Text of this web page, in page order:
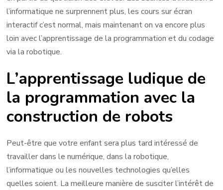
l’informatique ne surprennent plus, les cours sur écran
interactif c’est normal, mais maintenant on va encore plus
loin avec l’apprentissage de la programmation et du codage
via la robotique.
L’apprentissage ludique de
la programmation avec la
construction de robots
Peut-être que votre enfant sera plus tard intéressé de
travailler dans le numérique, dans la robotique,
l’informatique ou les nouvelles technologies qu’elles
quelles soient. La meilleure manière de susciter l’intérêt de